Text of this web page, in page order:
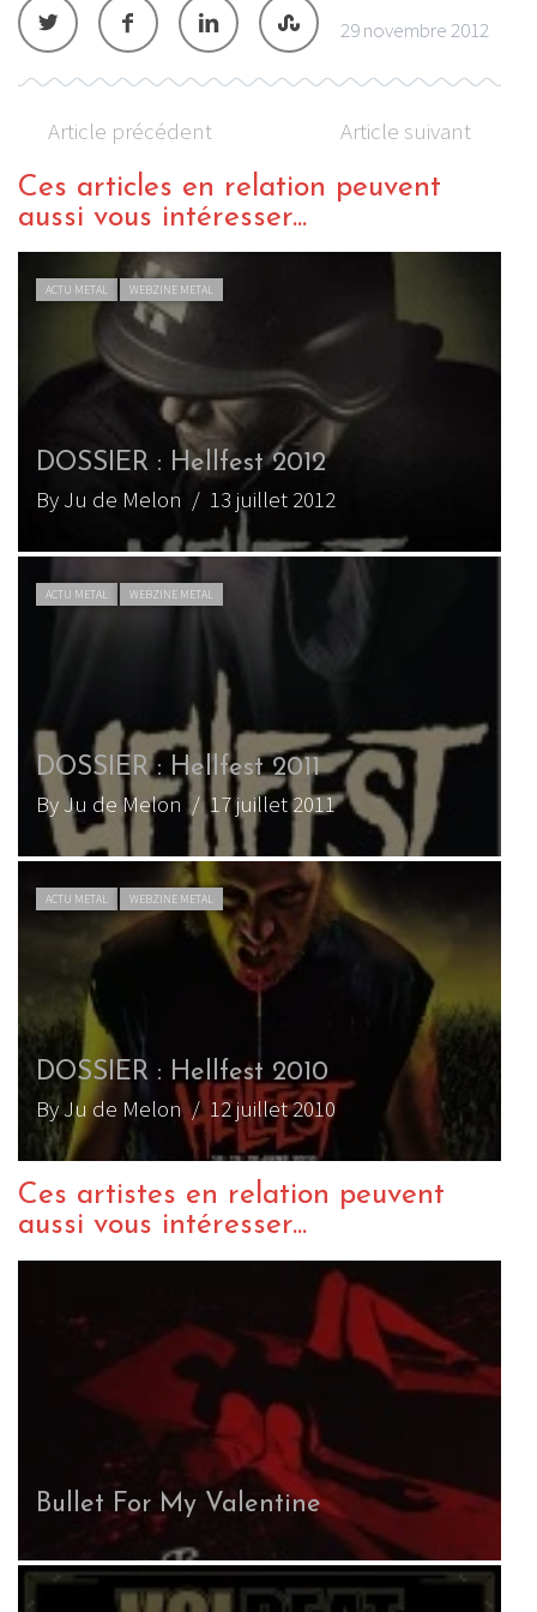
29 novembre 2012
Article précédent Article suivant
Ces articles en relation peuvent
aussi vous intéresser...
ACTU METAL WEBZINE METAL
DOSSIER : Hellfest 2012
By Ju de Melon / 13 juillet 2012
ACTU METAL WEBZINE METAL
DOSSIER : Hellfest 2011
By Ju de Melon / 17 juillet 2011
ACTU METAL WEBZINE METAL
DOSSIER : Hellfest 2010
By Ju de Melon/ 12 juillet 2010
Ces artistes en relation peuvent
aussi vous intéresser...
Hardcore Superstar